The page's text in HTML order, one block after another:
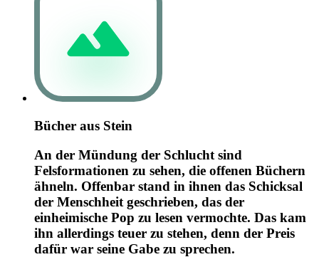
Bücher aus Stein
An der Mündung der Schlucht sind
Felsformationen zu sehen, die offenen Büchern
ähneln. Offenbar stand in ihnen das Schicksal
der Menschheit geschrieben, das der
einheimische Pop zu lesen vermochte. Das kam
ihn allerdings teuer zu stehen, denn der Preis
dafür war seine Gabe zu sprechen.